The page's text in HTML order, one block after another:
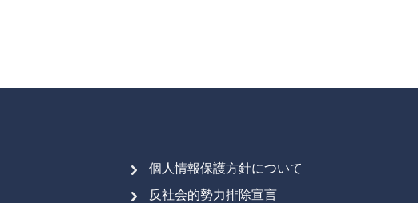
個人情報保護方針について
反社会的勢力排除宣言